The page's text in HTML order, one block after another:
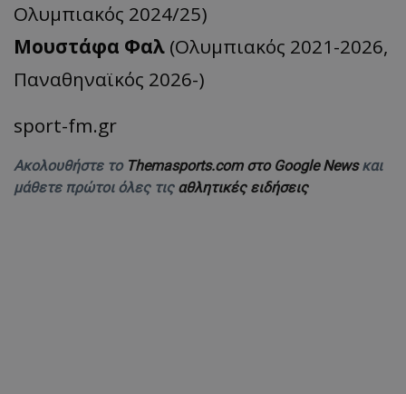
Ολυμπιακός 2024/25)
Μουστάφα Φαλ (Ολυμπιακός 2021-2026,
Παναθηναϊκός 2026-)
sport-fm.gr
Ακολουθήστε το Themasports.com στο Google Newsκαι
μάθετε πρώτοι όλες τις αθλητικές ειδήσεις